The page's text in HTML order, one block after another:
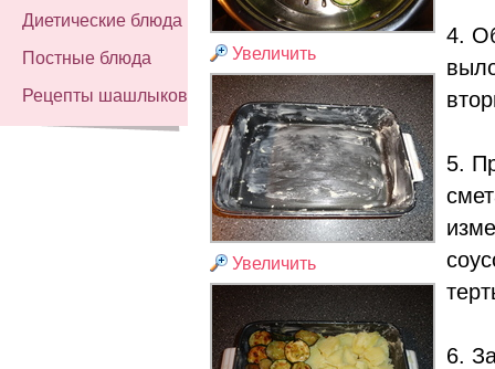
Диетические блюда
Постные блюда
Рецепты шашлыков
Увеличить
Увеличить
4.
5.
6.